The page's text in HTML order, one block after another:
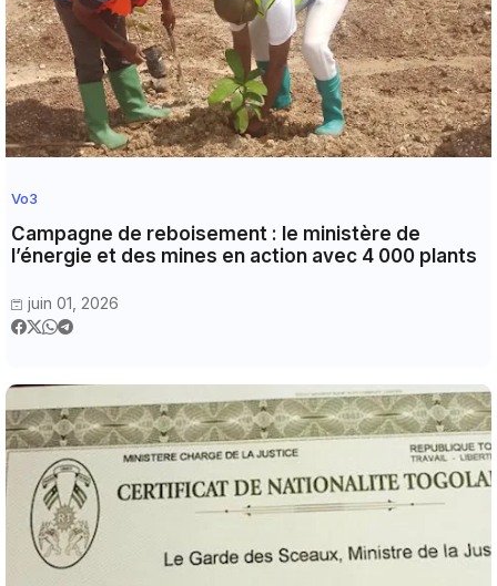
Vo3
Campagne de reboisement : le ministère de
l’énergie et des mines en action avec 4 000 plants
juin 01, 2026